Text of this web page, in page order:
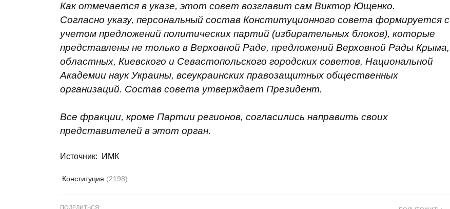
Как отмечается в указе, этот совет возглавит сам Виктор Ющенко.
Согласно указу, персональный состав Конституционного совета формируется с
учетом предложений политических партий (избирательных блоков), которые
представлены не только в Верховной Раде, предложений Верховной Рады Крыма,
областных, Киевского и Севастопольского городских советов, Национальной
Академии наук Украины, всеукраинских правозащитных общественных
организаций. Состав совета утверждает Президент.
Все фракции, кроме Партии регионов, согласились направить своих
представителей в этот орган.
Источник: ИМК
Конституция (2198)
ПОДЕЛИТЬСЯ: